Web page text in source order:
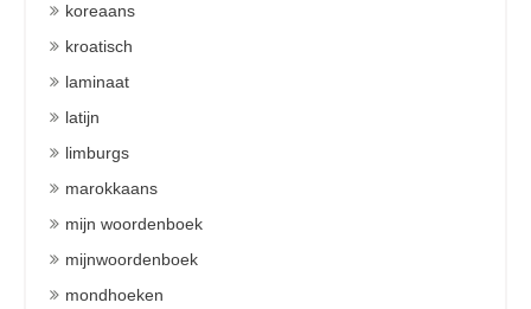
koreaans
kroatisch
laminaat
latijn
limburgs
marokkaans
mijn woordenboek
mijnwoordenboek
mondhoeken